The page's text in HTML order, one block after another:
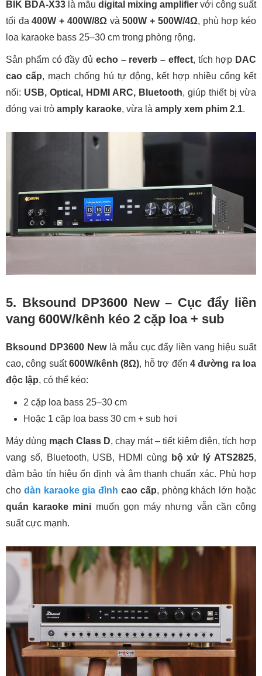
BIK BDA-X33 là mẫu digital mixing amplifier với công suất
tối đa400W + 400W/8Ωvà500W + 500W/4Ω, phù hợp kéo
loa karaoke bass 25–30 cm trong phòng rộng.
Sản phẩm có đầy đủ echo – reverb – effect, tích hợp DAC
cao cấp, mạch chống hú tự động, kết hợp nhiều cổng kết
nối: USB, Optical, HDMI ARC, Bluetooth, giúp thiết bị vừa
đóng vai trò amply karaoke, vừa là amply xem phim 2.1.
5. Bksound DP3600 New – Cục đẩy liền
vang 600W/kênh kéo 2 cặp loa + sub
Bksound DP3600 Newlà mẫu cục đẩy liền vang hiệu suất
cao, công suất600W/kênh (8Ω), hỗ trợ đến 4 đường ra loa
độc lập, có thể kéo:
2 cặp loa bass 25–30 cm
Hoặc 1 cặp loa bass 30 cm + sub hơi
Máy dùng mạch Class D, chạy mát – tiết kiệm điện, tích hợp
vang số, Bluetooth, USB, HDMI cùng
bộ xử lý ATS2825,
đảm bảo tín hiệu ổn định và âm thanh chuẩn xác. Phù hợp
cho dàn karaoke gia đình cao cấp, phòng khách lớn hoặc
quán karaoke mini muốn gọn máy nhưng vẫn cần công
suất cực mạnh.